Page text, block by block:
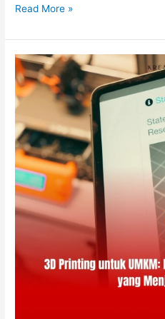
Read More »
3D
Printing
untuk
UMKM:
Peluang
Produk
Custom
yang
Menjanjikan